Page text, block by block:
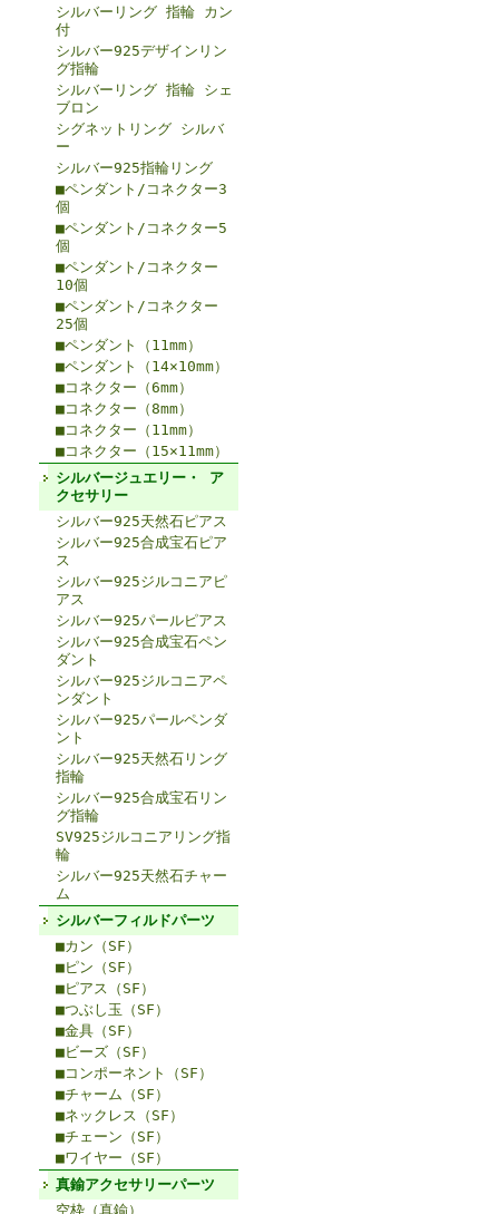
シルバーリング 指輪 カン
付
シルバー925デザインリン
グ指輪
シルバーリング 指輪 シェ
ブロン
シグネットリング シルバ
ー
シルバー925指輪リング
■ペンダント/コネクター3
個
■ペンダント/コネクター5
個
■ペンダント/コネクター
10個
■ペンダント/コネクター
25個
■ペンダント（11mm）
■ペンダント（14×10mm）
■コネクター（6mm）
■コネクター（8mm）
■コネクター（11mm）
■コネクター（15×11mm）
シルバージュエリー・ ア
クセサリー
シルバー925天然石ピアス
シルバー925合成宝石ピア
ス
シルバー925ジルコニアピ
アス
シルバー925パールピアス
シルバー925合成宝石ペン
ダント
シルバー925ジルコニアペ
ンダント
シルバー925パールペンダ
ント
シルバー925天然石リング
指輪
シルバー925合成宝石リン
グ指輪
SV925ジルコニアリング指
輪
シルバー925天然石チャー
ム
シルバーフィルドパーツ
■カン（SF）
■ピン（SF）
■ピアス（SF）
■つぶし玉（SF）
■金具（SF）
■ビーズ（SF）
■コンポーネント（SF）
■チャーム（SF）
■ネックレス（SF）
■チェーン（SF）
■ワイヤー（SF）
真鍮アクセサリーパーツ
空枠（真鍮）